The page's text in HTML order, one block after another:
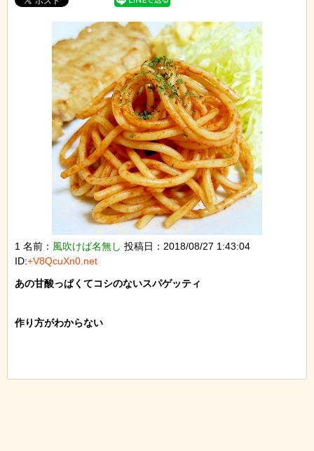
1 名前： 風吹けば名無し 投稿日：2018/08/27 1:43:04
ID:+V8QcuXn0.net
あの甘酸っぱくてコシのないスパゲッティ
作り方がわからない